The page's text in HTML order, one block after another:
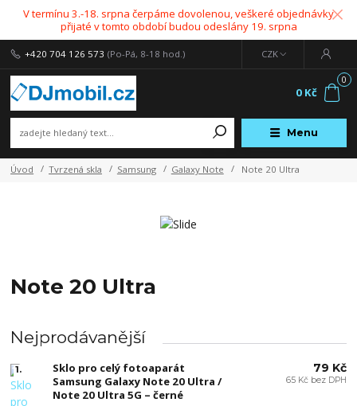
V termínu 3.-18. srpna čerpáme dovolenou, veškeré objednávky
přijaté v tomto období budou odeslány 19. srpna
Menu
CZK
+420 704 126 573 (Po-Pá, 8-18 hod.)
0
0 Kč
Úvod Tvrzená skla Samsung Galaxy Note Note 20 Ultra
Note 20 Ultra
Nejprodávanější
1.
Sklo pro celý fotoaparát
Samsung Galaxy Note 20 Ultra /
Note 20 Ultra 5G – černé
79 Kč
65 Kč bez DPH